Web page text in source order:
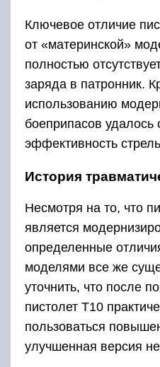
Ключевое отличие
от «материнской»
полностью
заряда в патронник.
использованию
боеприпасов
эффективность
История
Несмотря на то, что
является
определенные
моделями все же
уточнить, что после
пистолет Т10
пользоваться
улучшенная версия